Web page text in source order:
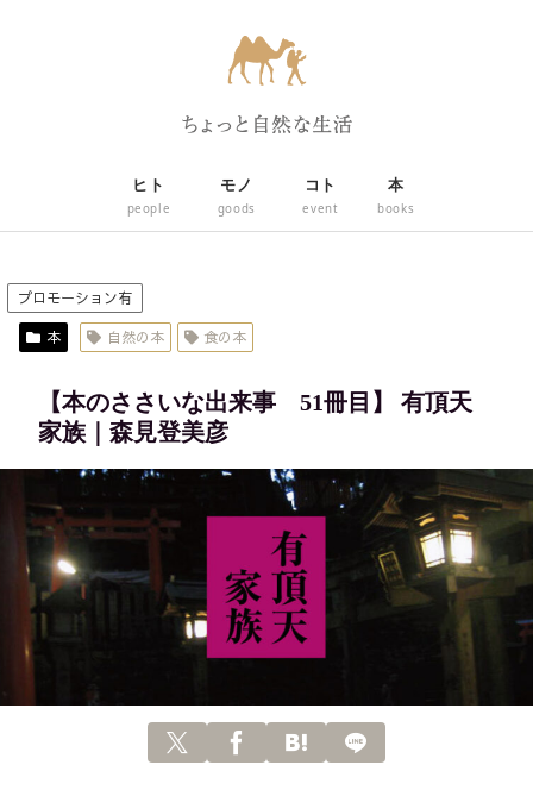
ヒト
people
モノ
goods
コト
event
本
books
プロモーション有
本 自然の本 食の本
【本のささいな出来事 51冊目】 有頂天
家族｜森見登美彦